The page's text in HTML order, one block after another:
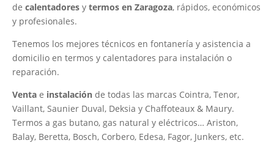
de calentadores y termos en Zaragoza, rápidos, económicos
y profesionales.
Tenemos los mejores técnicos en fontanería y asistencia a
domicilio en termos y calentadores para instalación o
reparación.
Venta e instalación de todas las marcas Cointra, Tenor,
Vaillant, Saunier Duval, Deksia y Chaffoteaux & Maury.
Termos a gas butano, gas natural y eléctricos… Ariston,
Balay, Beretta, Bosch, Corbero, Edesa, Fagor, Junkers, etc.